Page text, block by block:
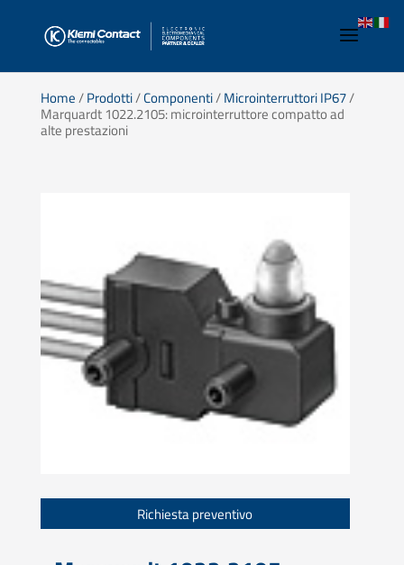
Home/Prodotti/Componenti/Microinterruttori IP67/
Marquardt 1022.2105: microinterruttore compatto ad
alte prestazioni
Richiesta preventivo